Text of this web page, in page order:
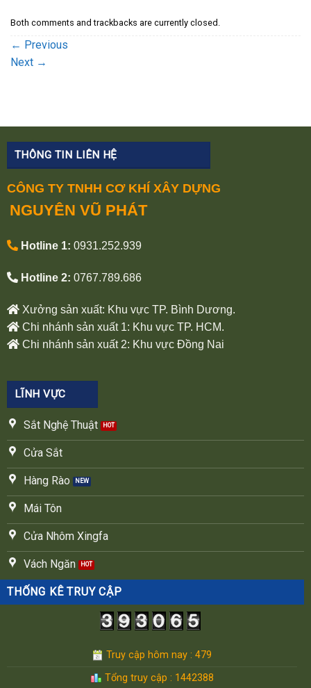
Both comments and trackbacks are currently closed.
← Previous
Next →
THÔNG TIN LIÊN HỆ
CÔNG TY TNHH CƠ KHÍ XÂY DỰNG
NGUYÊN VŨ PHÁT
Hotline 1: 0931.252.939
Hotline 2: 0767.789.686
Xưởng sản xuất: Khu vực TP. Bình Dương.
Chi nhánh sản xuất 1: Khu vực TP. HCM.
Chi nhánh sản xuất 2: Khu vực Đồng Nai
LĨNH VỰC
Sắt Nghệ Thuật
Cửa Sắt
Hàng Rào
Mái Tôn
Cửa Nhôm Xingfa
Vách Ngăn
THỐNG KÊ TRUY CẬP
Truy cập hôm nay : 479
Tổng truy cập : 1442388